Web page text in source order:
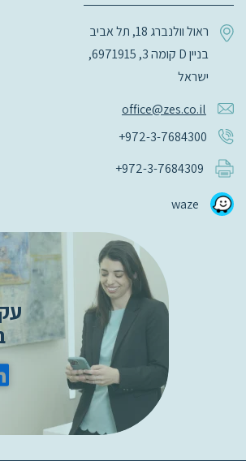
ראול וולנברג 18, תל אביב
בניין D קומה 3, 6971915,
ישראל
office@zes.co.il
+972-3-7684300
+972-3-7684309
waze